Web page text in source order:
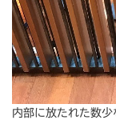
内部に放たれた数